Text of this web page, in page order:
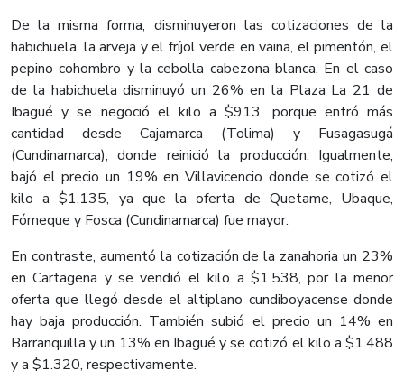
De la misma forma, disminuyeron las cotizaciones de la
habichuela, la arveja y el fríjol verde en vaina, el pimentón, el
pepino cohombro y la cebolla cabezona blanca. En el caso
de la habichuela disminuyó un 26% en la Plaza La 21 de
Ibagué y se negoció el kilo a $913, porque entró más
cantidad desde Cajamarca (Tolima) y Fusagasugá
(Cundinamarca), donde reinició la producción. Igualmente,
bajó el precio un 19% en Villavicencio donde se cotizó el
kilo a $1.135, ya que la oferta de Quetame, Ubaque,
Fómeque y Fosca (Cundinamarca) fue mayor.
En contraste, aumentó la cotización de la zanahoria un 23%
en Cartagena y se vendió el kilo a $1.538, por la menor
oferta que llegó desde el altiplano cundiboyacense donde
hay baja producción. También subió el precio un 14% en
Barranquilla y un 13% en Ibagué y se cotizó el kilo a $1.488
y a $1.320, respectivamente.